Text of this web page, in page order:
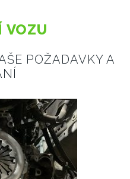
VOZU
POŽADAVKY A